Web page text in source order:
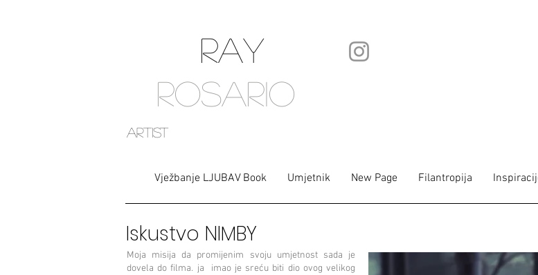
RAY
ROSARIO
artist
Vježbanje LJUBAV Book Umjetnik New Page Filantropija
Iskustvo NIMBY
Moja misija da promijenim svoju umjetnost sada je
dovela do filma. ja
imao je sreću biti dio ovog velikog